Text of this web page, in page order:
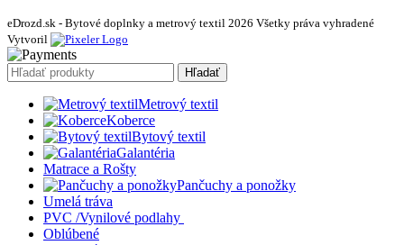
eDrozd.sk - Bytové doplnky a metrový textil 2026 Všetky práva vyhradené
Vytvoril
Hľadať
Metrový textil
Koberce
Bytový textil
Galantéria
Matrace a Rošty
Pančuchy a ponožky
Umelá tráva
PVC /Vynilové podlahy
Oblúbené